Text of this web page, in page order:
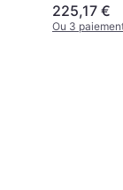
225,17 €
Ou 3